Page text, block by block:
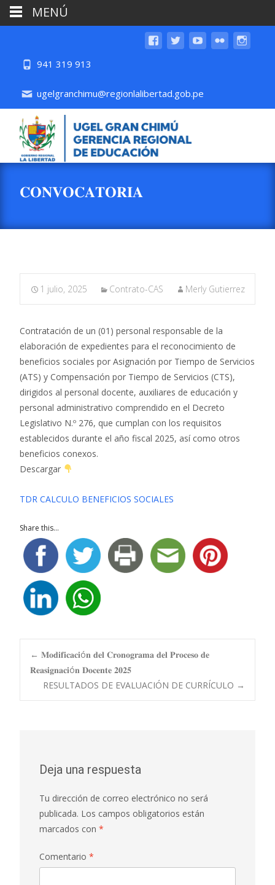
941 319 913
ugelgranchimu@regionlalibertad.gob.pe
𝐂𝐎𝐍𝐕𝐎𝐂𝐀𝐓𝐎𝐑𝐈𝐀
1 julio, 2025 Contrato-CAS Merly Gutierrez
Contratación de un (01) personal responsable de la
elaboración de expedientes para el reconocimiento de
beneficios sociales por Asignación por Tiempo de Servicios
(ATS) y Compensación por Tiempo de Servicios (CTS),
dirigidos al personal docente, auxiliares de educación y
personal administrativo comprendido en el Decreto
Legislativo N.º 276, que cumplan con los requisitos
establecidos durante el año fiscal 2025, así como otros
beneficios conexos.
Descargar
TDR CALCULO BENEFICIOS SOCIALES
Share this...
Navegación
de
← 𝐌𝐨𝐝𝐢𝐟𝐢𝐜𝐚𝐜𝐢ó𝐧 𝐝𝐞𝐥 𝐂𝐫𝐨𝐧𝐨𝐠𝐫𝐚𝐦𝐚 𝐝𝐞𝐥 𝐏𝐫𝐨𝐜𝐞𝐬𝐨 𝐝𝐞
𝐑𝐞𝐚𝐬𝐢𝐠𝐧𝐚𝐜𝐢ó𝐧 𝐃𝐨𝐜𝐞𝐧𝐭𝐞 𝟐𝟎𝟐𝟓
RESULTADOS DE EVALUACIÓN DE CURRÍCULO →
Deja una respuesta
Tu dirección de correo electrónico no será
publicada. Los campos obligatorios están
marcados con *
Comentario *
MENÚ